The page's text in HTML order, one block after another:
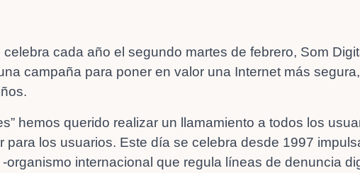
cada año el segundo martes de febrero, Som
campaña para poner en valor una Internet más
hemos querido realizar un llamamiento a todos los
los usuarios. Este día se celebra desde 1997
internacional que regula líneas de denuncia